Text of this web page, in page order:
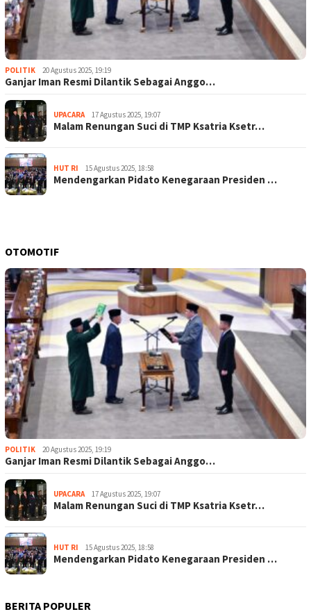
POLITIK 20 Agustus 2025, 19:19
Ganjar Iman Resmi Dilantik Sebagai Anggo…
UPACARA 17 Agustus 2025, 19:07
Malam Renungan Suci di TMP Ksatria Ksetr…
HUT RI 15 Agustus 2025, 18:58
Mendengarkan Pidato Kenegaraan Presiden …
OTOMOTIF
POLITIK 20 Agustus 2025, 19:19
Ganjar Iman Resmi Dilantik Sebagai Anggo…
UPACARA 17 Agustus 2025, 19:07
Malam Renungan Suci di TMP Ksatria Ksetr…
HUT RI 15 Agustus 2025, 18:58
Mendengarkan Pidato Kenegaraan Presiden …
BERITA POPULER